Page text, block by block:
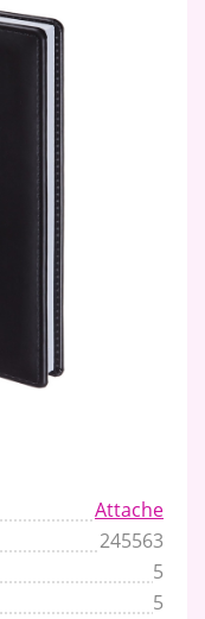
Attache
245563
5
5